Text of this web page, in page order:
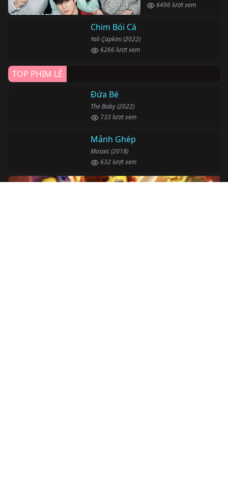
6496 lượt xem
Chim Bói Cá
Yali Çapkini (2022)
6266 lượt xem
TOP PHIM LẺ
Đứa Bé
The Baby (2022)
733 lượt xem
Mảnh Ghép
Mosaic (2018)
632 lượt xem